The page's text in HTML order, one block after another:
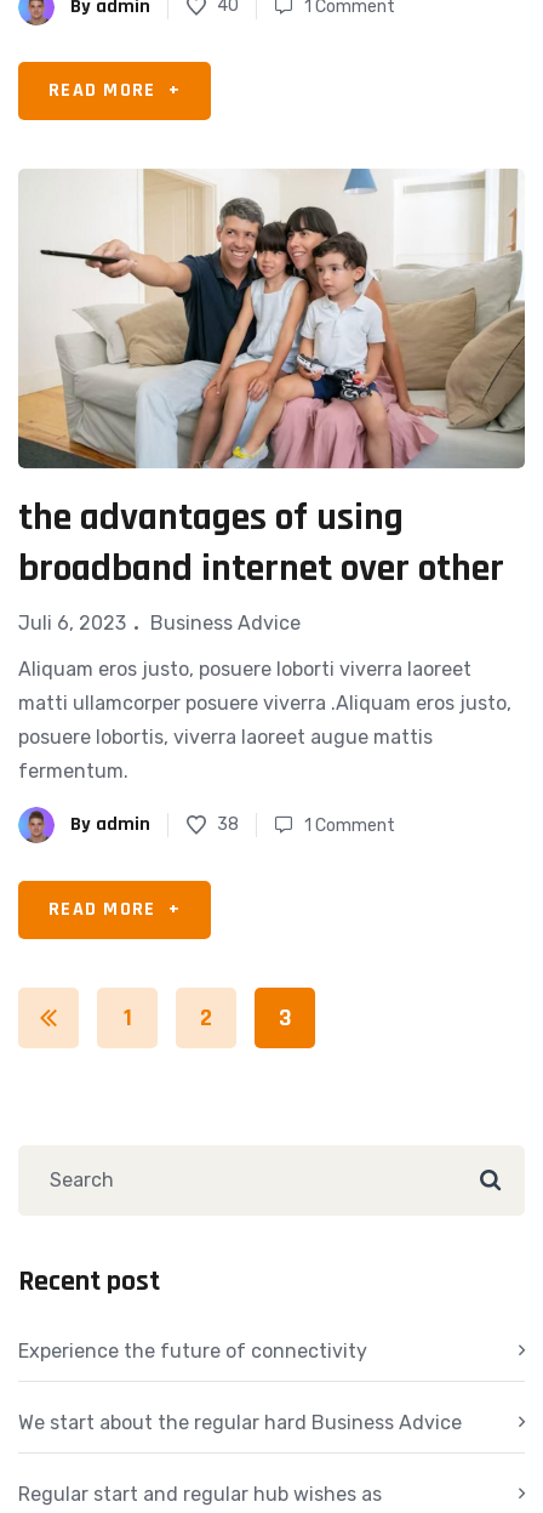
By admin 40 1 Comment
READ MORE +
the advantages of using
broadband internet over other
Juli 6, 2023
Business Advice
Aliquam eros justo, posuere loborti viverra laoreet
matti ullamcorper posuere viverra .Aliquam eros justo,
posuere lobortis, viverra laoreet augue mattis
fermentum.
By admin 38 1 Comment
READ MORE +
1 2 3
Recent post
Experience the future of connectivity
We start about the regular hard Business Advice
Regular start and regular hub wishes as